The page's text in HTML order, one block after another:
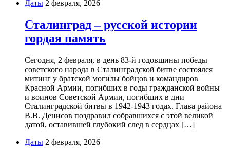
Даты 2 февраля, 2026
Сталинград – русской истории
гордая память
Сегодня, 2 февраля, в день 83-й годовщины победы
советского народа в Сталинградской битве состоялся
митинг у братской могилы бойцов и командиров
Красной Армии, погибших в годы гражданской войны
и воинов Советской Армии, погибших в дни
Сталинградской битвы в 1942-1943 годах. Глава района
В.В. Денисов поздравил собравшихся с этой великой
датой, оставившей глубокий след в сердцах […]
Даты 2 февраля, 2026